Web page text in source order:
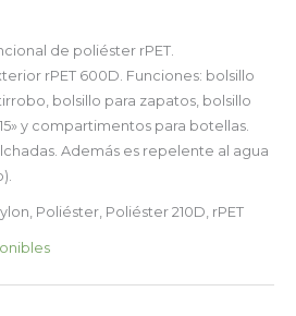
de poliéster rPET.
rPET 600D. Funciones: bolsillo
bolsillo para zapatos, bolsillo
y compartimentos para botellas.
Además es repelente al agua
Poliéster, Poliéster 210D, rPET